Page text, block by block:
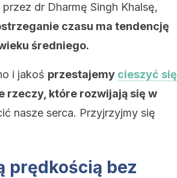
dr Dharmę Singh Khalsę,
czasu ma tendencję
średniego.
i jakoś przestajemy cieszyć się
rzeczy, które rozwijają się w
nasze serca. Przyjrzyjmy się
prędkością bez